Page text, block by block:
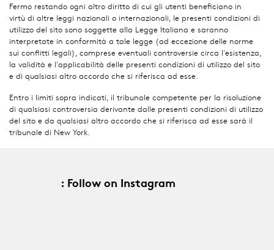
Fermo restando ogni altro diritto di cui gli utenti beneficiano in
virtù di altre leggi nazionali o internazionali, le presenti condizioni di
utilizzo del sito sono soggette alla Legge Italiana e saranno
interpretate in conformità a tale legge (ad eccezione delle norme
sui conflitti legali), comprese eventuali controversie circa l'esistenza,
la validità e l'applicabilità delle presenti condizioni di utilizzo del sito
e di qualsiasi altro accordo che si riferisca ad esse.
Entro i limiti sopra indicati, il tribunale competente per la risoluzione
di qualsiasi controversia derivante dalle presenti condizioni di utilizzo
del sito e da qualsiasi altro accordo che si riferisca ad esse sarà il
tribunale di New York.
: Follow on Instagram